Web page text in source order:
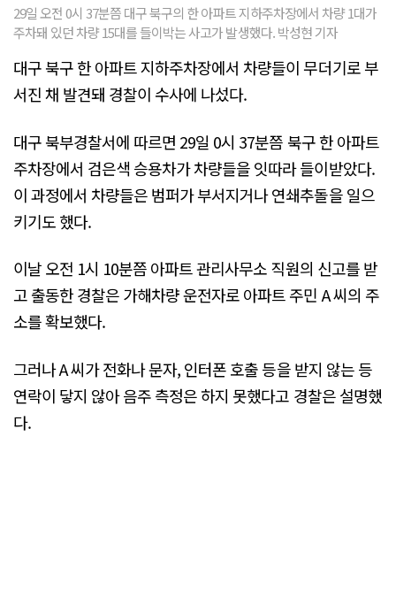
29일 오전 0시 37분쯤 대구 북구의 한 아파트 지하주차장에서 차량 1대가
주차돼 있던 차량 15대를 들이박는 사고가 발생했다. 박성현 기자
대구 북구 한 아파트 지하주차장에서 차량들이 무더기로 부
서진 채 발견돼 경찰이 수사에 나섰다.
대구 북부경찰서에 따르면 29일 0시 37분쯤 북구 한 아파트
주차장에서 검은색 승용차가 차량들을 잇따라 들이받았다.
이 과정에서 차량들은 범퍼가 부서지거나 연쇄추돌을 일으
키기도 했다.
이날 오전 1시 10분쯤 아파트 관리사무소 직원의 신고를 받
고 출동한 경찰은 가해차량 운전자로 아파트 주민 A 씨의 주
소를 확보했다.
그러나 A 씨가 전화나 문자, 인터폰 호출 등을 받지 않는 등
연락이 닿지 않아 음주 측정은 하지 못했다고 경찰은 설명했
다.